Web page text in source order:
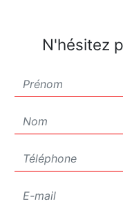
N'hésitez